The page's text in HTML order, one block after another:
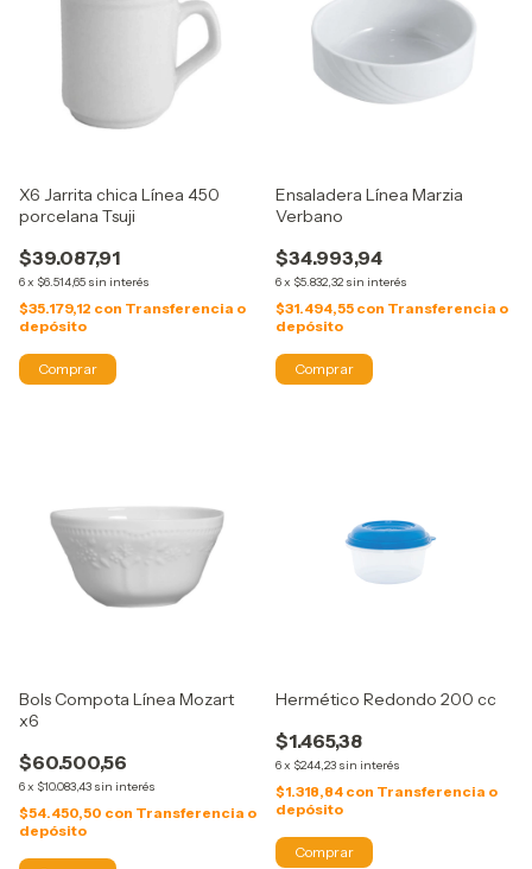
X6 Jarrita chica Línea 450
porcelana Tsuji
$39.087,91
6x $6.514,65 sin interés
$35.179,12 con Transferencia o
depósito
Ensaladera Línea Marzia
Verbano
$34.993,94
6x $5.832,32 sin interés
$31.494,55 con Transferencia o
depósito
Bols Compota Línea Mozart
x6
$60.500,56
6x $10.083,43 sin interés
$54.450,50 con Transferencia o
depósito
Hermético Redondo 200 cc
$1.465,38
6x $244,23 sin interés
$1.318,84 con Transferencia o
depósito